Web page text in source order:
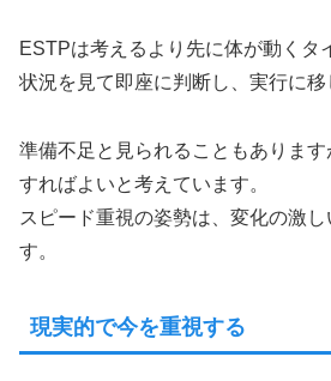
ESTPは考えるより先に体が動くタ
状況を見て即座に判断し、実行に移
準備不足と見られることもありま
すればよいと考えています。
スピード重視の姿勢は、変化の激
す。
現実的で今を重視する